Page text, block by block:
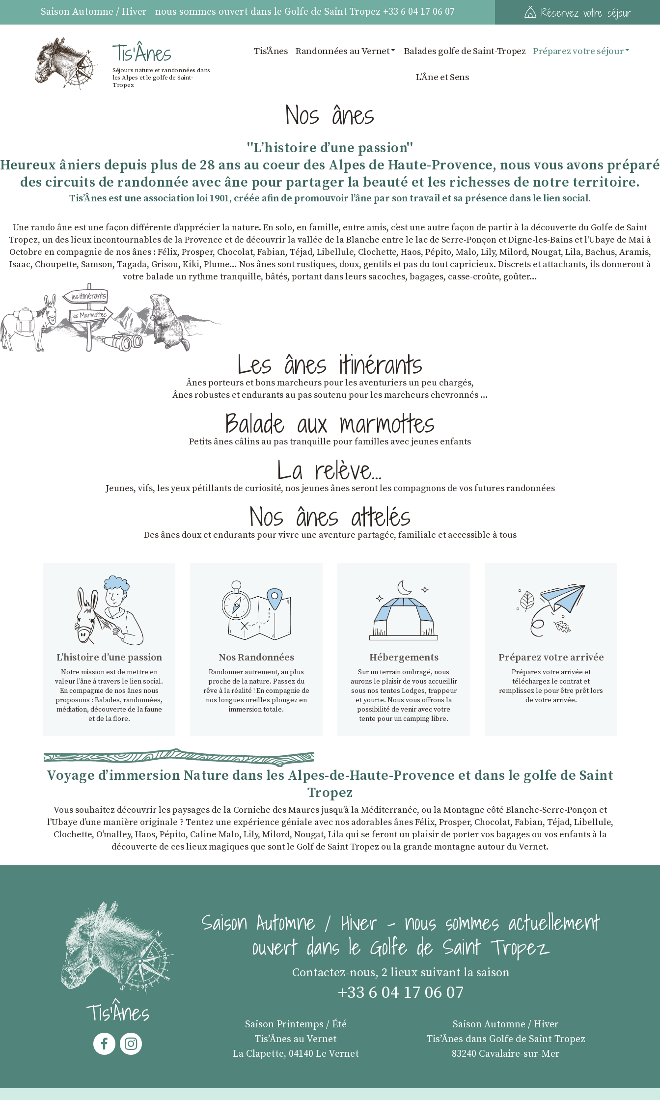
Saison Automne / Hiver - nous sommes ouvert dans le Golfe de Saint Tropez +33 6 04 17 06 07 Réservez votre séjour
Tis'Ânes
Séjours nature et randonnées dans
les Alpes et le golfe de Saint-
Tropez
Tis'Ânes Randonnées au Vernet Balades golfe de Saint-Tropez Préparez votre séjour
LʼÂne et Sens
Nos ânes
''Lʼhistoire dʼune passion''
Heureux âniers depuis plus de 28 ans au coeur des Alpes de Haute-Provence, nous vous avons préparé
des circuits de randonnée avec âne pour partager la beauté et les richesses de notre territoire.
TisʼÂnes est une association loi 1901, créée afin de promouvoir lʼâne par son travail et sa présence dans le lien social.
Une rando âne est une façon différente d'apprécier la nature. En solo, en famille, entre amis, cʼest une autre façon de partir à la découverte du Golfe de Saint
Tropez, un des lieux incontournables de la Provence et de découvrir la vallée de la Blanche entre le lac de Serre-Ponçon et Digne-les-Bains et l'Ubaye de Mai à
Octobre en compagnie de nos ânes : Félix, Prosper, Chocolat, Fabian, Téjad, Libellule, Clochette, Haos, Pépito, Malo, Lily, Milord, Nougat, Lila, Bachus, Aramis,
Isaac, Choupette, Samson, Tagada, Grisou, Kiki, Plume… Nos ânes sont rustiques, doux, gentils et pas du tout capricieux. Discrets et attachants, ils donneront à
votre balade un rythme tranquille, bâtés, portant dans leurs sacoches, bagages, casse-croûte, goûter…
Les ânes itinérants
Ânes porteurs et bons marcheurs pour les aventuriers un peu chargés,
Ânes robustes et endurants au pas soutenu pour les marcheurs chevronnés …
Balade aux marmottes
Petits ânes câlins au pas tranquille pour familles avec jeunes enfants
La relève…
Jeunes, vifs, les yeux pétillants de curiosité, nos jeunes ânes seront les compagnons de vos futures randonnées
Nos ânes attelés
Des ânes doux et endurantspour vivre une aventure partagée, familiale et accessible à tous
Lʼhistoire dʼune passion
Notre mission est de mettre en
valeur l’âne à travers le lien social.
En compagnie de nos ânes nous
proposons : Balades, randonnées,
médiation, découverte de la faune
et de la flore.
Nos Randonnées
Randonner autrement, au plus
proche de la nature. Passez du
rêve à la réalité ! En compagnie de
nos longues oreilles plongez en
immersion totale.
Hébergements
Sur un terrain ombragé, nous
aurons le plaisir de vous accueillir
sous nos tentes Lodges, trappeur
et yourte. Nous vous offrons la
possibilité de venir avec votre
tente pour un camping libre.
Préparez votre arrivée
Préparez votre arrivée et
téléchargez le contrat et
remplissez le pour être prêt lors
de votre arrivée.
Voyage d’immersion Nature dans les Alpes-de-Haute-Provence et dans le golfe de Saint
Tropez
Vous souhaitez découvrir les paysages de la Corniche des Maures jusqu’à la Méditerranée, ou la Montagne côté Blanche-Serre-Ponçon et
l'Ubaye dʼune manière originale ? Tentez une expérience géniale avec nos adorables ânes Félix, Prosper, Chocolat, Fabian, Téjad, Libellule,
Clochette, Oʼmalley, Haos, Pépito, Caline Malo, Lily, Milord, Nougat, Lila qui se feront un plaisir de porter vos bagages ou vos enfants à la
découverte de ces lieux magiques que sont le Golf de Saint Tropez ou la grande montagne autour du Vernet.
Tis'Ânes
Saison Automne / Hiver - nous sommes actuellement
ouvert dans le Golfe de Saint Tropez
Contactez-nous, 2 lieux suivant la saison
+33 6 04 17 06 07
Saison Printemps / Été
Tis’Ânes au Vernet
La Clapette, 04140 Le Vernet
Saison Automne / Hiver
Tis’Ânes dans Golfe de Saint Tropez
83240 Cavalaire-sur-Mer